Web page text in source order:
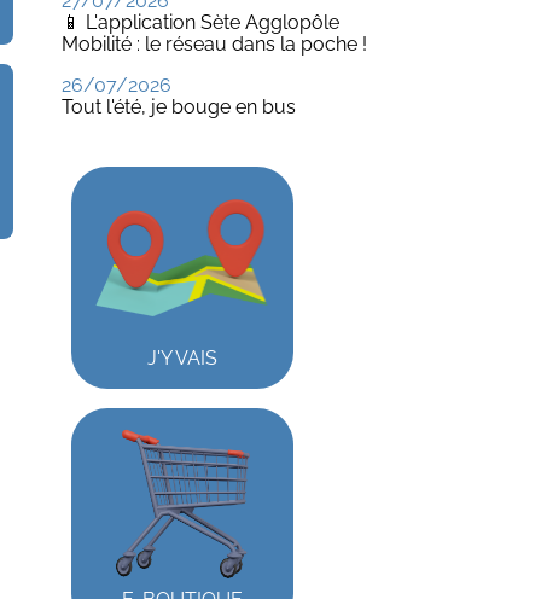
📱 L'application Sète Agglopôle
Mobilité : le réseau dans la poche !
26/07/2026
Tout l'été, je bouge en bus
J'Y VAIS